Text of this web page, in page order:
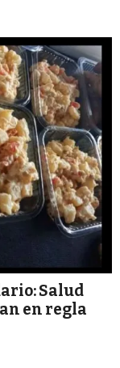
Salud
en regla